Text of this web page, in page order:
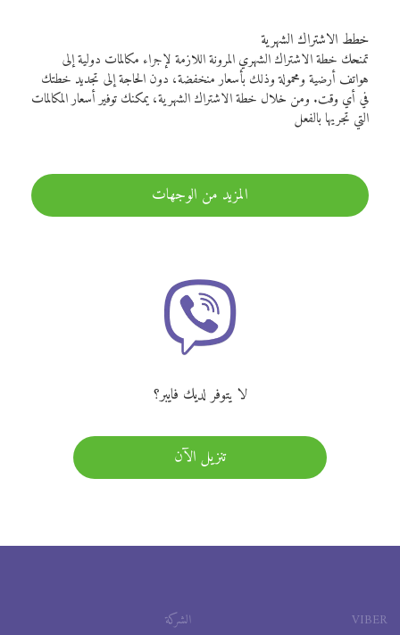
خطط الاشتراك الشهرية
تمنحك خطة الاشتراك الشهري المرونة اللازمة لإجراء مكالمات دولية إلى
هواتف أرضية ومحمولة وذلك بأسعار منخفضة، دون الحاجة إلى تجديد خطتك
في أي وقت. ومن خلال خطة الاشتراك الشهرية، يمكنك توفير أسعار المكالمات
التي تجريها بالفعل
المزيد من الوجهات
لا يتوفر لديك فايبر؟
تنزيل الآن
VIBER الشركة